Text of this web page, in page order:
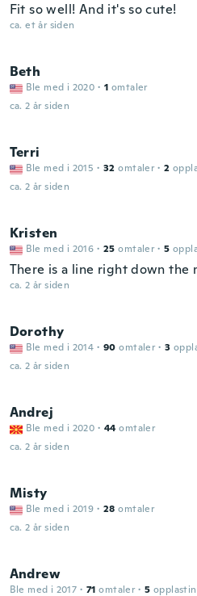
Fit so well! And it's so cute!
ca. et år siden
Beth
Ble med i 2020 · 1 omtaler
ca. 2 år siden
Terri
Ble med i 2015 · 32 omtaler · 2
ca. 2 år siden
Kristen
Ble med i 2016 · 25 omtaler · 5
There is a line right down the
ca. 2 år siden
Dorothy
Ble med i 2014 · 90 omtaler · 3
ca. 2 år siden
Andrej
Ble med i 2020 · 44 omtaler
ca. 2 år siden
Misty
Ble med i 2019 · 28 omtaler
ca. 2 år siden
Andrew
Ble med i 2017 · 71 omtaler · 5